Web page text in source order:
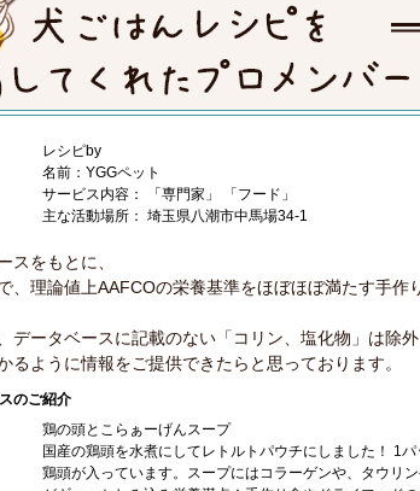
レシピby
名前：YGGペット
サービス内容： 「専門家」 「フード」
主な活動場所： 埼玉県八潮市中馬場34-1
スをもとに、
、理論値上AAFCOの栄養基準をほぼほぼ満たす手作
データベースに記載のない「コリン、塩化物」は除
るように情報をご提供できたらと思っております。
のご紹介
鶏の頭とこらぁーげんスープ
国産の鶏頭を水煮にしてレトルトパウチにしました！ 1
鶏頭が入っています。スープにはコラーゲンや、タウリ